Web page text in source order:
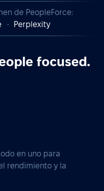
de PeopleForce:
Perplexity
focused.
en uno para
rendimiento y la